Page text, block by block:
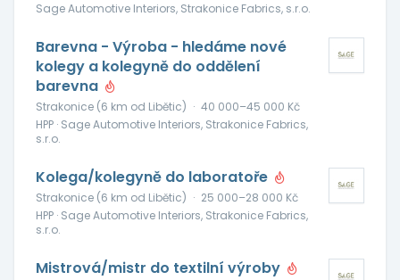
Sage Automotive Interiors, Strakonice Fabrics, s.r.o.
Barevna - Výroba - hledáme nové
kolegy a kolegyně do oddělení
barevna
Strakonice (6 km od Libětic) · 40 000–45 000 Kč
HPP · Sage Automotive Interiors, Strakonice Fabrics,
s.r.o.
Kolega/kolegyně do laboratoře
Strakonice (6 km od Libětic) · 25 000–28 000 Kč
HPP · Sage Automotive Interiors, Strakonice Fabrics,
s.r.o.
Mistrová/mistr do textilní výroby